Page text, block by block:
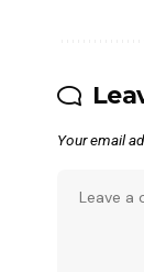
Your email